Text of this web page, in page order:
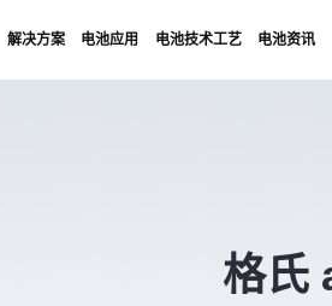
解决方案 电池应用 电池技术工艺 电池资讯
格氏